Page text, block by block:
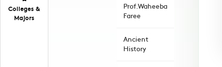
Colleges &
Majors
Prof.Waheeba
Faree
Ancient
History